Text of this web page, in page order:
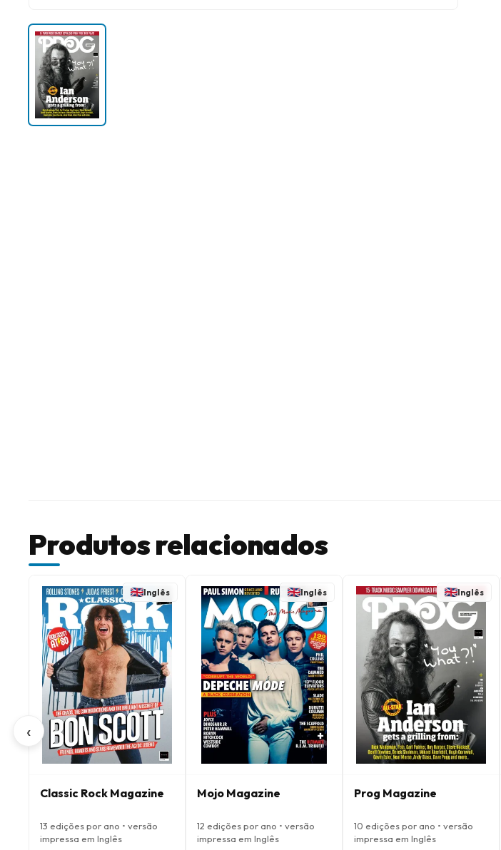
Produtos relacionados
‹
Inglês
Classic Rock Magazine
13 edições por ano • versão
impressa em Inglês
Inglês
Mojo Magazine
12 edições por ano • versão
impressa em Inglês
Inglês
Prog Magazine
10 edições por ano • versão
impressa em Inglês